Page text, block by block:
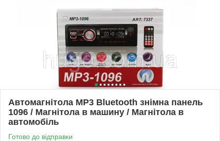
Автомагнітола MP3 Bluetooth знімна панель
1096 / Магнітола в машину / Магнітола в
автомобіль
Готово до відправки